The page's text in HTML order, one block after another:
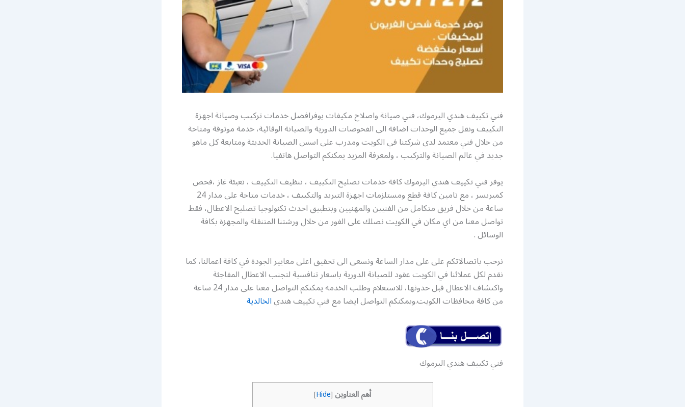
فني تكييف هندي اليرموك، فني صيانة واصلاح مكيفات يوفرافضل خدمات تركيب وصيانة اجهزة
التكييف ونقل جميع الوحدات اضافة الى الفحوصات الدورية والصيانة الوقائية، خدمة موثوقة ومتاحة
من خلال فني معتمد لدى شركتنا في الكويت ومدرب على اسس الصيانة الحديثة ومتابعة كل ماهو
جديد في عالم الصيانة والتركيب ، ولمعرفة المزيد يمكنكم التواصل هاتفيا.
يوفر فني تكييف هندي اليرموك كافة خدمات تصليح التكييف ، تنظيف التكييف ، تعبئة غاز ،فحص
كمبريسر ، مع تامين كافة قطع ومستلزمات اجهزة التبريد والتكييف ، خدمات متاحة على مدار 24
ساعة من خلال فريق متكامل من الفنيين والمهنيين وبتطبيق احدث تكنولوجيا تصليح الاعطال، فقط
تواصل معنا من اي مكان في الكويت نصلك على الفور من خلال ورشتنا المتنقلة والمجهزة بكافة
الوسائل .
نرحب باتصالاتكم على على مدار الساعة ونسعى الى تحقيق اعلى معايير الجودة في كافة اعمالنا، كما
نقدم لكل عملائنا في الكويت عقود للصيانة الدورية باسعار تنافسية لتجنب الاعطال المفاجئة
واكتشاف الاعطال قبل حدوثها، للاستعلام وطلب الخدمة يمكنكم التواصل معنا على مدار 24 ساعة
من كافة محافظات الكويت.ويمكنكم التواصل ايضا مع فني تكييف هنديالخالدية
فني تكييف هندي اليرموك
أهم العناوين [
Hide
]